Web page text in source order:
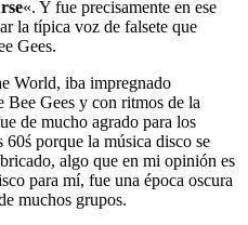
«. Y fue precisamente en ese
la típica voz de falsete que
Gees.
World, iba impregnado
Bee Gees y con ritmos de la
de mucho agrado para los
60ś porque la música disco se
algo que en mi opinión es
para mí, fue una época oscura
muchos grupos.